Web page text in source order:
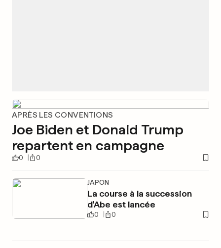
APRÈS LES CONVENTIONS
Joe Biden et Donald Trump
repartent en campagne
0 0
JAPON
La course à la succession
d'Abe est lancée
0 0